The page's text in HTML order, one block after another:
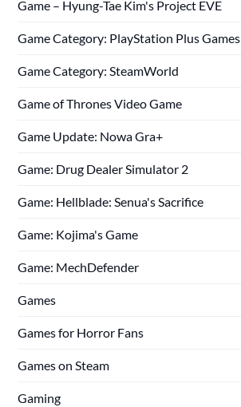
Game – Hyung-Tae Kim's Project EVE
Game Category: PlayStation Plus Games
Game Category: SteamWorld
Game of Thrones Video Game
Game Update: Nowa Gra+
Game: Drug Dealer Simulator 2
Game: Hellblade: Senua's Sacrifice
Game: Kojima's Game
Game: MechDefender
Games
Games for Horror Fans
Games on Steam
Gaming